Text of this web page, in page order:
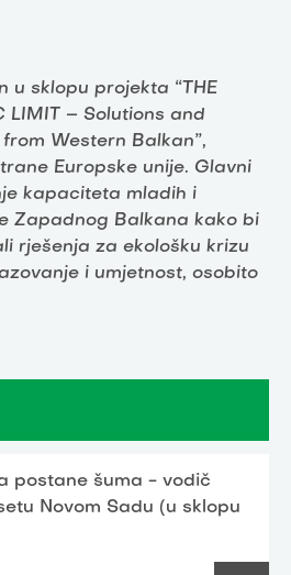
u sklopu projekta “THE
LIMIT – Solutions and
Western Balkan”,
Europske unije. Glavni
kapaciteta mladih i
Zapadnog Balkana kako bi
rješenja za ekološku krizu
i umjetnost, osobito
postane šuma - vodič
Novom Sadu (u sklopu